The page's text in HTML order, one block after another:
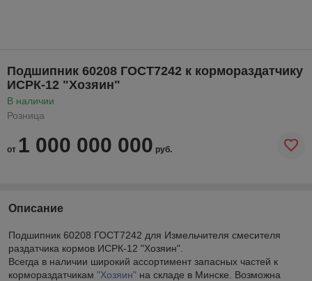
Подшипник 60208 ГОСТ7242 к кормораздатчику
ИСРК-12 "Хозяин"
В наличии
Розница
от 1 000 000 000 руб.
Описание
Подшипник 60208 ГОСТ7242 для Измельчителя смесителя
раздатчика кормов ИСРК-12 "Хозяин".
Всегда в наличии широкий ассортимент запасных частей к
кормораздатчикам "Хозяин" на складе в Минске. Возможна